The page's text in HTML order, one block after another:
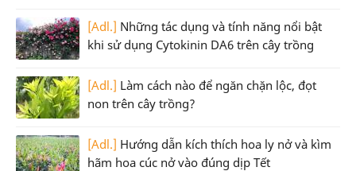
[Adl.] Những tác dụng và tính năng nổi bật
khi sử dụng Cytokinin DA6 trên cây trồng
[Adl.] Làm cách nào để ngăn chặn lộc, đọt
non trên cây trồng?
[Adl.] Hướng dẫn kích thích hoa ly nở và kìm
hãm hoa cúc nở vào đúng dịp Tết